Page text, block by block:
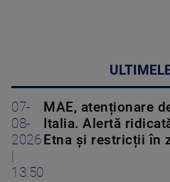
07-
08-
2026
13:50
MAE, atenționare
Italia. Alertă
Etna și restricții în